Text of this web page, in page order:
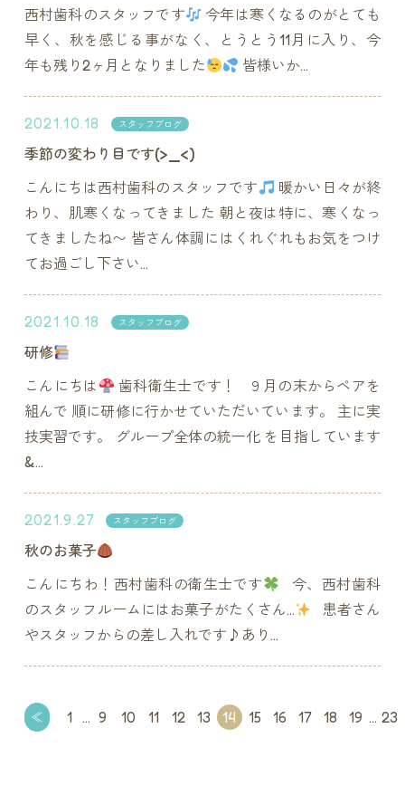
西村歯科のスタッフです
今年は寒くなるのがとても
早く、秋を感じる事がなく、とうとう11月に入り、今
年も残り2ヶ月となりました
皆様いか...
2021.10.18 スタッフブログ
季節の変わり目です(>_<)
こんにちは西村歯科のスタッフです
暖かい日々が終
わり、肌寒くなってきました 朝と夜は特に、寒くなっ
てきましたね〜 皆さん体調にはくれぐれもお気をつけ
てお過ごし下さい...
2021.10.18 スタッフブログ
研修
こんにちは
歯科衛生士です！ ９月の末からペアを
組んで 順に研修に行かせていただいています。 主に実
技実習です。 グループ全体の統一化 を目指しています
&...
2021.9.27 スタッフブログ
秋のお菓子
こんにちわ！西村歯科の衛生士です
今、西村歯科
のスタッフルームにはお菓子がたくさん…
患者さん
やスタッフからの差し入れです♪あり...
1 … 9 10 11 12 13 14 15 16 17 18 19 … 23